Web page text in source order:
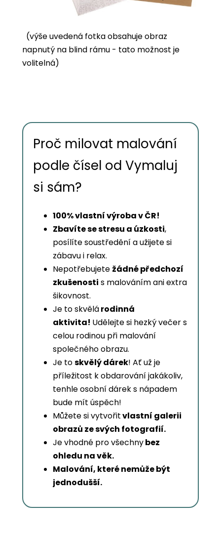
(výše uvedená fotka obsahuje obraz
napnutý na blind rámu - tato možnost je
volitelná)
Proč milovat malování
podle čísel od Vymaluj
si sám?
100% vlastní výroba v ČR!
Zbavíte se stresu a úzkosti,
posílíte soustředění a užijete si
zábavu i relax.
Nepotřebujete žádné předchozí
zkušenosti s malováním ani extra
šikovnost.
Je to skvělárodinná
aktivita! Udělejte si hezký večer s
celou rodinou při malování
společného obrazu.
Je toskvělý dárek! Ať už je
příležitost k obdarování jakákoliv,
tenhle osobní dárek s nápadem
bude mít úspěch!
Můžete si vytvořitvlastní galerii
obrazů ze svých fotografií.
Je vhodné pro všechnybez
ohledu na věk.
Malování, které nemůže být
jednodušší.